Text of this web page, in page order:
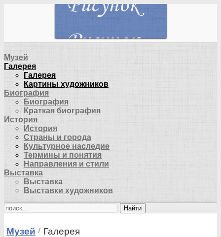
Музей
Галерея
Галерея
Картины художников
Биография
Биография
Краткая биография
История
История
Страны и города
Культурное наследие
Термины и понятия
Направления и стили
Выставка
Выставка
Выставки художников
Найти
Музей Галерея